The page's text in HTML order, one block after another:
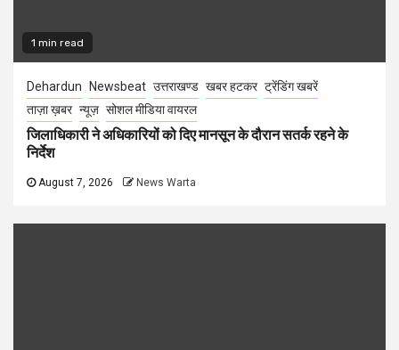
1 min read
Dehardun Newsbeat उत्तराखण्ड खबर हटकर ट्रेंडिंग खबरें
ताज़ा ख़बर न्यूज़ सोशल मीडिया वायरल
जिलाधिकारी ने अधिकारियों को दिए मानसून के दौरान सतर्क रहने के
निर्देश
August 7, 2026 News Warta